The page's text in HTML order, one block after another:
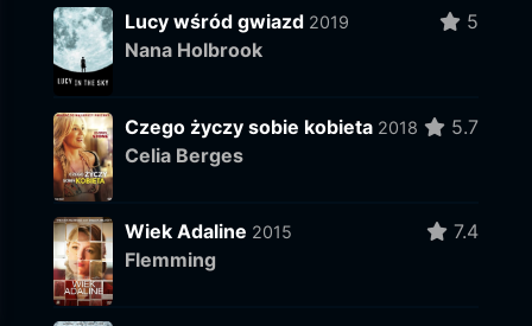
Lucy wśród gwiazd 2019
Nana Holbrook
5
Czego życzy sobie kobieta 2018
Celia Berges
5.7
Wiek Adaline 2015
Flemming
7.4